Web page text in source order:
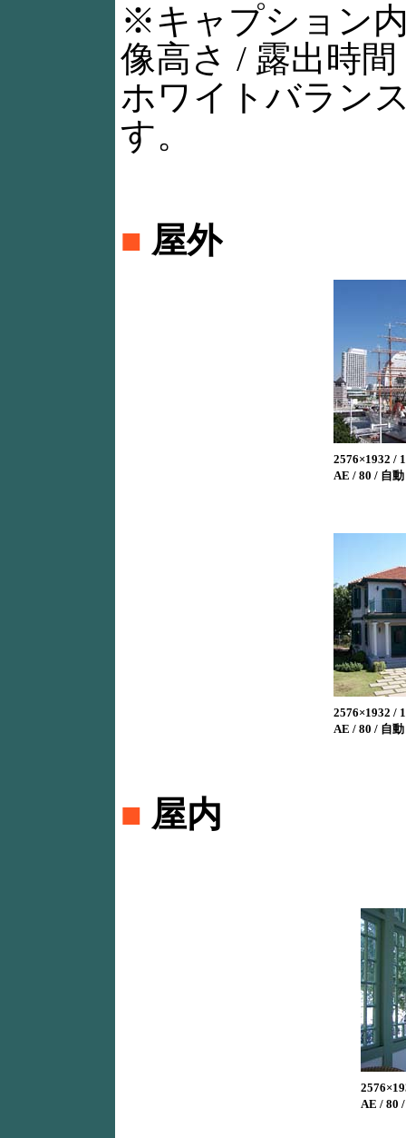
※キャプション
像高さ / 露出時
ホワイトバラン
す。
■ 屋外
2576×1932 /
AE / 80 / 自
2576×1932 /
AE / 80 / 自
■ 屋内
AE / 80